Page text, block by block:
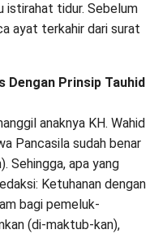
istirahat tidur. Sebelum
ayat terkahir dari surat
Dengan Prinsip Tauhid
anaknya KH. Wahid
Pancasila sudah benar
Sehingga, apa yang
Ketuhanan dengan
bagi pemeluk-
(di-maktub-kan),